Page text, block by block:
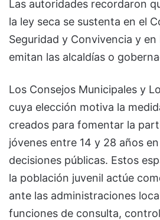
Las autoridades recordaron
la ley seca se sustenta en el
Seguridad y Convivencia y
emitan las alcaldías o
Los Consejos Municipales y
cuya elección motiva la
creados para fomentar la
jóvenes entre 14 y 28 años
decisiones públicas. Estos
la población juvenil actúe
ante las administraciones
funciones de consulta,